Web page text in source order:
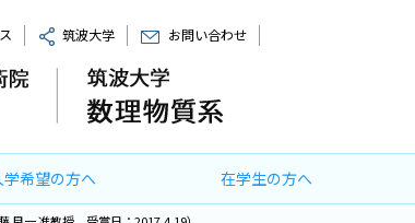
筑波大学 お問い合わせ
学希望の方へ 在学生の方へ